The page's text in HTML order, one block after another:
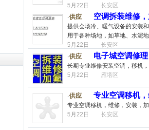
5月22日
长安区
·供应 空调拆装维修
提供会场冷、暖气设备的安装
用于各种场地，如草地、水泥
5月22日
长安区
·供应 电子城空调修
长期专业维修安装空调，移机
5月22日
雁塔区
·供应 专业空调移机
专业空调移机，维修，安装，
5月22日
长安区